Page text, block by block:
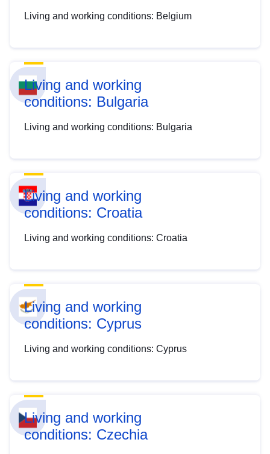
Living and working conditions: Belgium
Living and working
conditions: Bulgaria
Living and working conditions: Bulgaria
Living and working
conditions: Croatia
Living and working conditions: Croatia
Living and working
conditions: Cyprus
Living and working conditions: Cyprus
Living and working
conditions: Czechia